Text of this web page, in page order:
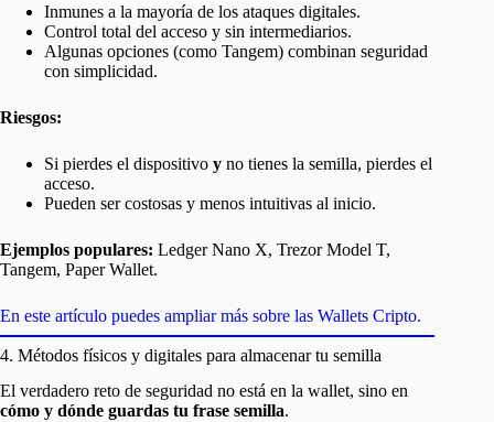
Inmunes a la mayoría de los ataques digitales.
Control total del acceso y sin intermediarios.
Algunas opciones (como Tangem) combinan seguridad
con simplicidad.
Riesgos:
Si pierdes el dispositivo y no tienes la semilla, pierdes el
acceso.
Pueden ser costosas y menos intuitivas al inicio.
Ejemplos populares: Ledger Nano X, Trezor Model T,
Tangem, Paper Wallet.
En este artículo puedes ampliar más sobre las Wallets Cripto.
4. Métodos físicos y digitales para almacenar tu semilla
El verdadero reto de seguridad no está en la wallet, sino en
cómo y dónde guardas tu frase semilla.